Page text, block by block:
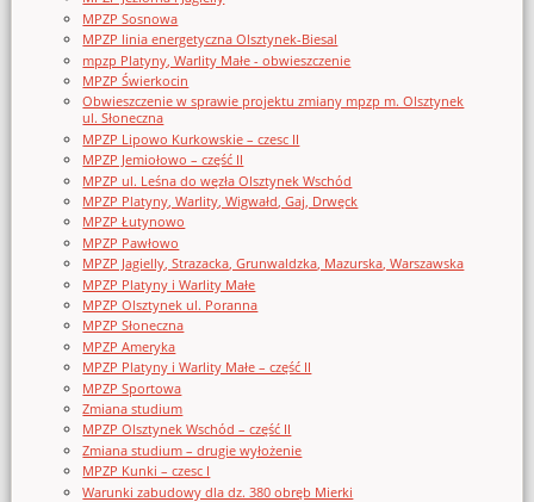
MPZP Sosnowa
MPZP linia energetyczna Olsztynek-Biesal
mpzp Platyny, Warlity Małe - obwieszczenie
MPZP Świerkocin
Obwieszczenie w sprawie projektu zmiany mpzp m. Olsztynek
ul. Słoneczna
MPZP Lipowo Kurkowskie – czesc II
MPZP Jemiołowo – część II
MPZP ul. Leśna do węzła Olsztynek Wschód
MPZP Platyny, Warlity, Wigwałd, Gaj, Drwęck
MPZP Łutynowo
MPZP Pawłowo
MPZP Jagielly, Strazacka, Grunwaldzka, Mazurska, Warszawska
MPZP Platyny i Warlity Małe
MPZP Olsztynek ul. Poranna
MPZP Słoneczna
MPZP Ameryka
MPZP Platyny i Warlity Małe – część II
MPZP Sportowa
Zmiana studium
MPZP Olsztynek Wschód – część II
Zmiana studium – drugie wyłożenie
MPZP Kunki – czesc I
Warunki zabudowy dla dz. 380 obręb Mierki